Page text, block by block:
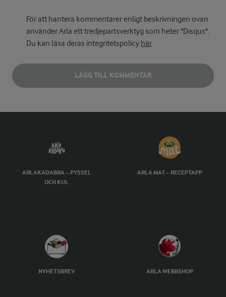
För att hantera kommentarer enligt beskrivningen ovan
använder Arla ett tredjepartsverktyg som heter "Disqus".
Du kan läsa deras integritetspolicy här.
LÄGG TILL KOMMENTAR
ARLAKADABRA – PYSSEL
OCH KUL
ARLA MAT – RECEPTAPP
NYHETSBREV ARLA WEBBSHOP